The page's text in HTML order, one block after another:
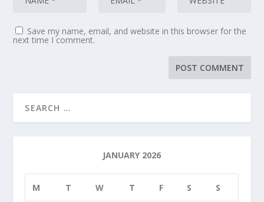
Save my name, email, and website in this browser for the
next time I comment.
JANUARY 2026
M T W T F S S